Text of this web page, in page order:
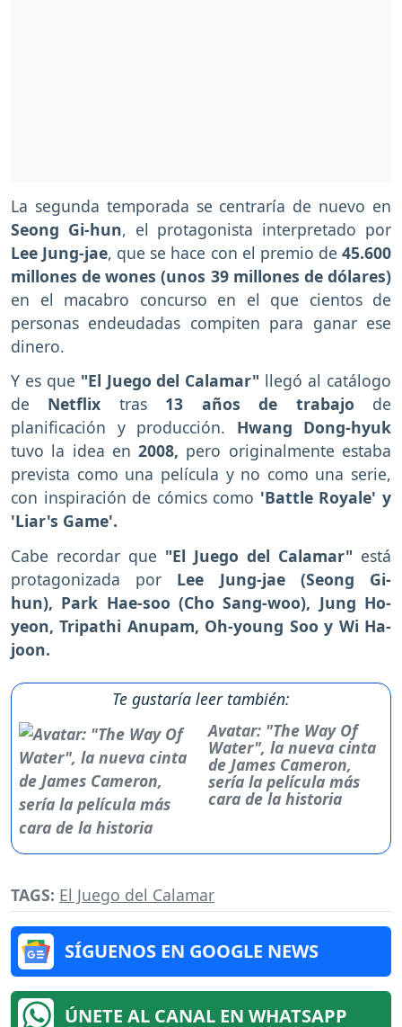
La segunda temporada se centraría de nuevo en
Seong Gi-hun, el protagonista interpretado por
Lee Jung-jae, que se hace con el premio de45.600
millones de wones (unos 39 millones de dólares)
en el macabro concurso en el que cientos de
personas endeudadas compiten para ganar ese
dinero.
Y es que "El Juego del Calamar" llegó al catálogo
de Netflix tras 13 años de trabajo de
planificación y producción. Hwang Dong-hyuk
tuvo la idea en 2008, pero originalmente estaba
prevista como una película y no como una serie,
con inspiración de cómics como 'Battle Royale' y
'Liar's Game'.
Cabe recordar que "El Juego del Calamar" está
protagonizada por Lee Jung-jae (Seong Gi-
hun), Park Hae-soo (Cho Sang-woo), Jung Ho-
yeon, Tripathi Anupam, Oh-young Soo y Wi Ha-
joon.
Te gustaría leer también:
Avatar: "The Way Of
Water", la nueva cinta
de James Cameron,
sería la película más
cara de la historia
TAGS: El Juego del Calamar
SÍGUENOS EN GOOGLE NEWS
ÚNETE AL CANAL EN WHATSAPP